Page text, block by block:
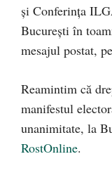
și Conferința
București în
mesajul postat,
Reamintim că
manifestul
unanimitate, la
RostOnline.